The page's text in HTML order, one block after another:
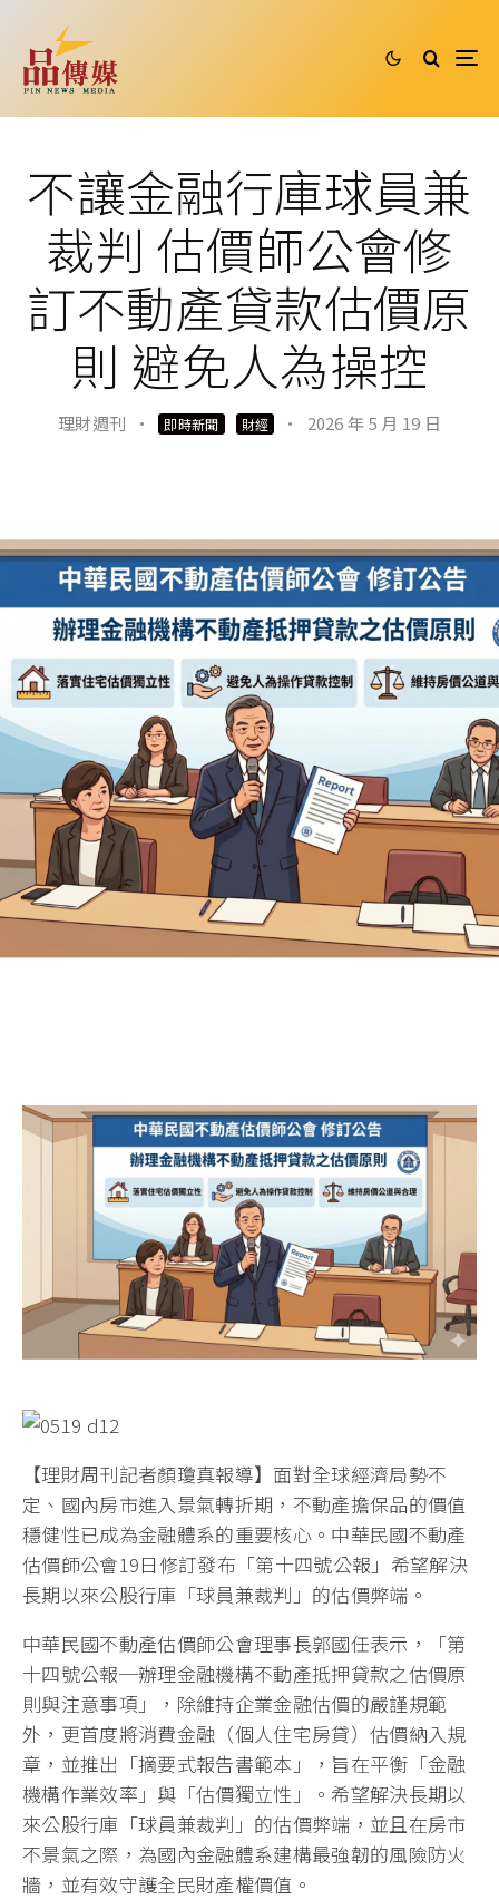
不讓金融行庫球員兼
裁判 估價師公會修
訂不動產貸款估價原
則 避免人為操控
理財週刊 · 即時新聞 財經 · 2026 年 5 月 19 日
【理財周刊記者顏瓊真報導】面對全球經濟局勢不
定、國內房市進入景氣轉折期，不動產擔保品的價值
穩健性已成為金融體系的重要核心。中華民國不動產
估價師公會19日修訂發布「第十四號公報」希望解決
長期以來公股行庫「球員兼裁判」的估價弊端。
中華民國不動產估價師公會理事長郭國任表示，「第
十四號公報─辦理金融機構不動產抵押貸款之估價原
則與注意事項」，除維持企業金融估價的嚴謹規範
外，更首度將消費金融（個人住宅房貸）估價納入規
章，並推出「摘要式報告書範本」，旨在平衡「金融
機構作業效率」與「估價獨立性」。希望解決長期以
來公股行庫「球員兼裁判」的估價弊端，並且在房市
不景氣之際，為國內金融體系建構最強韌的風險防火
牆，並有效守護全民財產權價值。